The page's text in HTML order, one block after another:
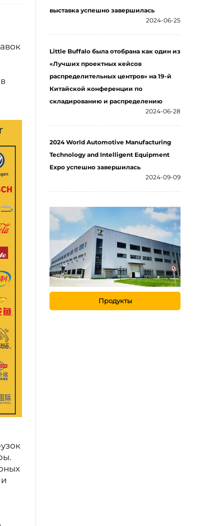
выставка успешно завершилась
2024-06-25
Little Buffalo была отобрана как один из
«Лучших проектных кейсов
распределительных центров» на 19-й
Китайской конференции по
складированию и распределению
2024-06-28
2024 World Automotive Manufacturing
Technology and Intelligent Equipment
Expo успешно завершилась
2024-09-09
Продукты